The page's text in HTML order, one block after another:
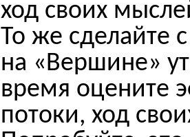
ход своих
То же сделайте
на «Вершине»
время оцените
потоки, ход